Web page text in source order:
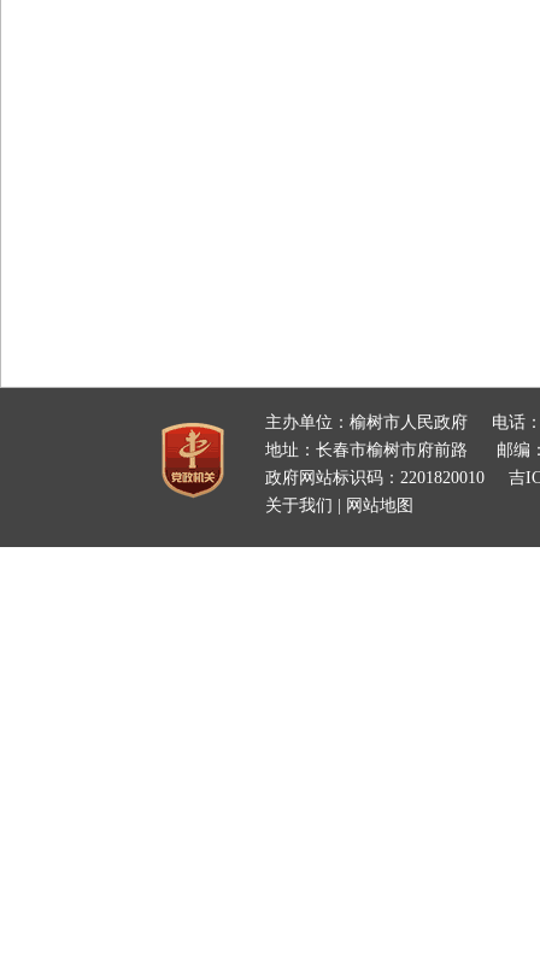
主办单位：榆树市人民政府
电话
地址：长春市榆树市府前路
邮编
政府网站标识码：2201820010
吉
关于我们
网站地图